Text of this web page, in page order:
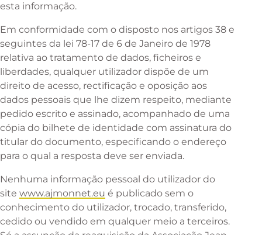
esta informação.
Em conformidade com o disposto nos artigos 38 e
seguintes da lei 78-17 de 6 de Janeiro de 1978
relativa ao tratamento de dados, ficheiros e
liberdades, qualquer utilizador dispõe de um
direito de acesso, rectificação e oposição aos
dados pessoais que lhe dizem respeito, mediante
pedido escrito e assinado, acompanhado de uma
cópia do bilhete de identidade com assinatura do
titular do documento, especificando o endereço
para o qual a resposta deve ser enviada.
Nenhuma informação pessoal do utilizador do
site www.ajmonnet.eu é publicado sem o
conhecimento do utilizador, trocado, transferido,
cedido ou vendido em qualquer meio a terceiros.